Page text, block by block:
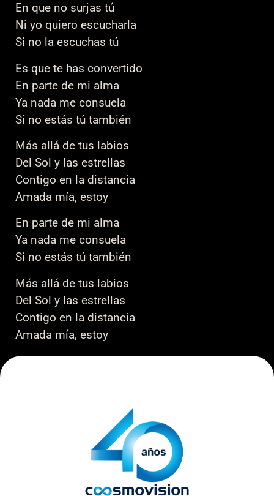
En que no surjas tú
Ni yo quiero escucharla
Si no la escuchas tú
Es que te has convertido
En parte de mi alma
Ya nada me consuela
Si no estás tú también
Más allá de tus labios
Del Sol y las estrellas
Contigo en la distancia
Amada mía, estoy
En parte de mi alma
Ya nada me consuela
Si no estás tú también
Más allá de tus labios
Del Sol y las estrellas
Contigo en la distancia
Amada mía, estoy